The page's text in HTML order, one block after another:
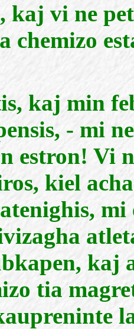
kaj vi ne
chemizo
kaj min
- mi
estron! Vi
kiel
kaj
tia